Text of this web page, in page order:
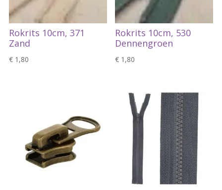
Rokrits 10cm, 371
Zand
€1,80
Rokrits 10cm, 530
Dennengroen
€ 1,80